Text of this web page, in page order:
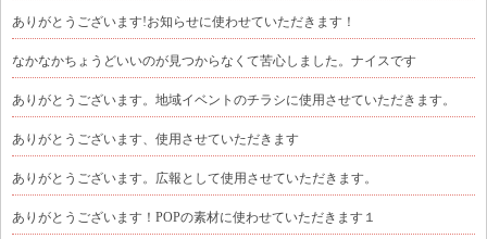
ありがとうございます!お知らせに使わせていただきます！
なかなかちょうどいいのが見つからなくて苦心しました。ナイスです
ありがとうございます。地域イベントのチラシに使用させていただきます。
ありがとうございます、使用させていただきます
ありがとうございます。広報として使用させていただきます。
ありがとうございます！POPの素材に使わせていただきます１